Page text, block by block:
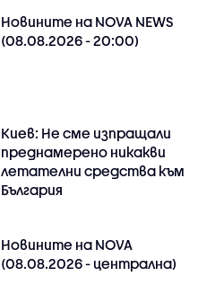
Новините на NOVA NEWS
(08.08.2026 - 20:00)
Киев: Не сме изпращали
преднамерено никакви
летателни средства към
България
Новините на NOVA
(08.08.2026 - централна)